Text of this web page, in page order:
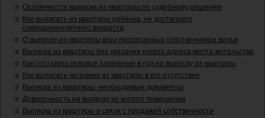
Особенности выписки из квартиры по судебному решению
Как выписать из квартиры ребенка, не достигшего
совершеннолетнего возраста
О выписке из квартиры всех прописанных собственников жилья
Выписка из квартиры без указания нового адреса места жительства
Как составить исковое заявление в суд на выписку из квартиры
Как выписать человека из квартиры в его отсутствие
Выписка из квартиры: необходимые документы
Доверенность на выписку из жилого помещения
Выписка из квартиры в связи с продажей собственности